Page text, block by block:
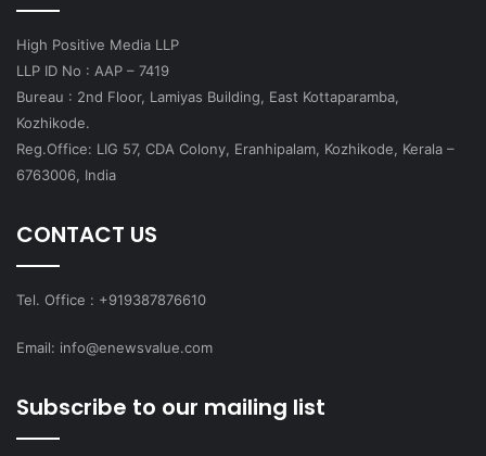
High Positive Media LLP
LLP ID No : AAP – 7419
Bureau : 2nd Floor, Lamiyas Building, East Kottaparamba,
Kozhikode.
Reg.Office: LIG 57, CDA Colony, Eranhipalam, Kozhikode, Kerala –
6763006, India
CONTACT US
Tel. Office : +919387876610
Email: info@enewsvalue.com
Subscribe to our mailing list